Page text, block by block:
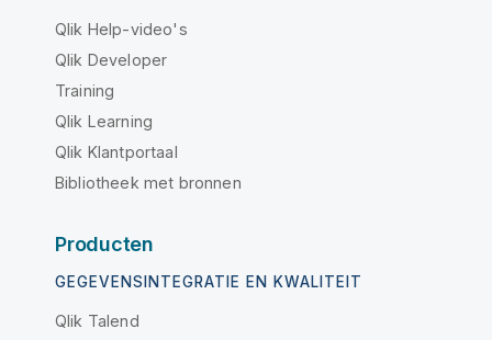
Qlik Help-video's
Qlik Developer
Training
Qlik Learning
Qlik Klantportaal
Bibliotheek met bronnen
Producten
GEGEVENSINTEGRATIE EN KWALITEIT
Qlik Talend